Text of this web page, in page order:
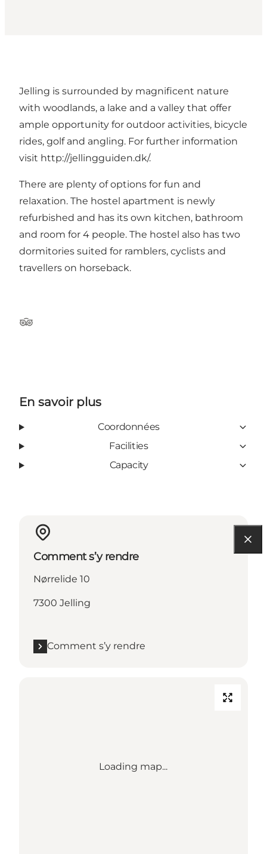
Jelling is surrounded by magnificent nature
with woodlands, a lake and a valley that offer
ample opportunity for outdoor activities, bicycle
rides, golf and angling. For further information
visit http://jellingguiden.dk/.
There are plenty of options for fun and
relaxation. The hostel apartment is newly
refurbished and has its own kitchen, bathroom
and room for 4 people. The hostel also has two
dormitories suited for ramblers, cyclists and
travellers on horseback.
Tripadvisor
En savoir plus
Coordonnées
Facilities
Capacity
Comment s’y rendre
Nørrelide 10
7300 Jelling
Comment s’y rendre
Loading map...